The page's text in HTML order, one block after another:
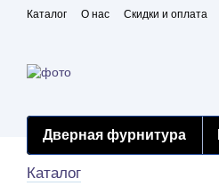
Перейти к основному контенту
Каталог О нас Скидки и оплата
Дверная фурнитура
Каталог